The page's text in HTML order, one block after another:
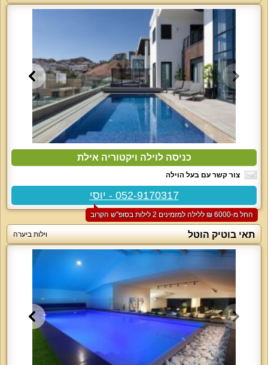
כניסה לוילה ויקטוריה אילת
צור קשר עם בעל הוילה
052-9170317 - יוסי
החל מ-‏6000 ₪ ללילה למזמינים 2 לילות בסופ"ש הקרוב
תאי בוטיק הוטל וילות ביערה